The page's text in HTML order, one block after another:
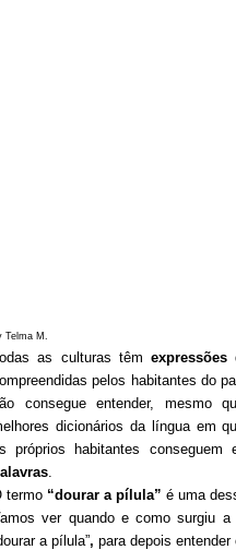
Telma M.
as culturas têmexpressões
pelos habitantes do
consegue entender, mesmo
dicionários da língua em
próprios habitantes conseguem
termo “dourar a pílula” é uma
ver quando e como surgiu a
a pílula”, para depois entender